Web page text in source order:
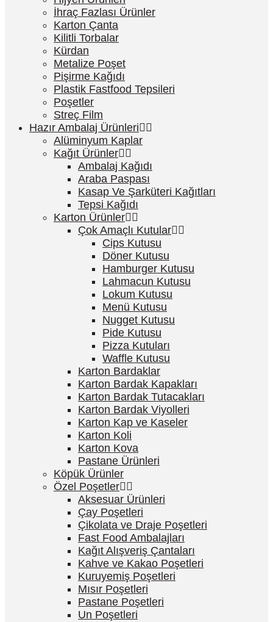
İhraç Fazlası Ürünler
Karton Çanta
Kilitli Torbalar
Kürdan
Metalize Poşet
Pişirme Kağıdı
Plastik Fastfood Tepsileri
Poşetler
Streç Film
Hazır Ambalaj Ürünleri
Alüminyum Kaplar
Kağıt Ürünler
Ambalaj Kağıdı
Araba Paspası
Kasap Ve Şarküteri Kağıtları
Tepsi Kağıdı
Karton Ürünler
Çok Amaçlı Kutular
Cips Kutusu
Döner Kutusu
Hamburger Kutusu
Lahmacun Kutusu
Lokum Kutusu
Menü Kutusu
Nugget Kutusu
Pide Kutusu
Pizza Kutuları
Waffle Kutusu
Karton Bardaklar
Karton Bardak Kapakları
Karton Bardak Tutacakları
Karton Bardak Viyolleri
Karton Kap ve Kaseler
Karton Koli
Karton Kova
Pastane Ürünleri
Köpük Ürünler
Özel Poşetler
Aksesuar Ürünleri
Çay Poşetleri
Çikolata ve Draje Poşetleri
Fast Food Ambalajları
Kağıt Alışveriş Çantaları
Kahve ve Kakao Poşetleri
Kuruyemiş Poşetleri
Mısır Poşetleri
Pastane Poşetleri
Un Poşetleri